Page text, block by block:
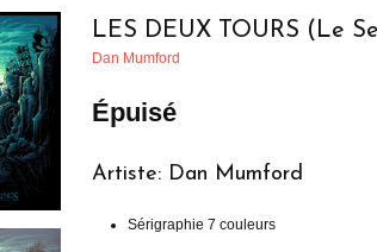
LES DEUX TOURS (Le
Dan Mumford
Épuisé
Artiste: Dan Mumford
Sérigraphie 7 couleurs